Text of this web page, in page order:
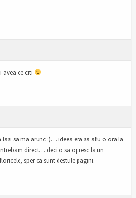
avea ce citi
lasi sa ma arunc :)… ideea era sa aflu o ora la
direct… deci o sa opresc la un
sper ca sunt destule pagini.